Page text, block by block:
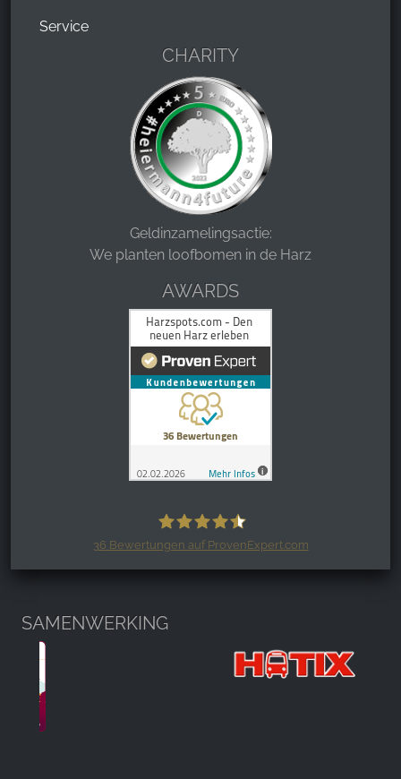
Service
CHARITY
Geldinzamelingsactie:
We planten loofbomen in de Harz
AWARDS
36 Bewertungen auf ProvenExpert.com
SAMENWERKING